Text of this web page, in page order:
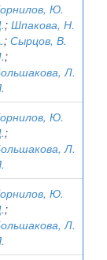
Ю.
; Шпакова, Н.
; Сырцов, В.
;
Л.
Ю.
;
Л.
Ю.
;
Л.